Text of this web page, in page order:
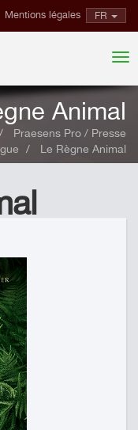
FR
Mentions légales
Animal
Praesens Pro / Presse
Le Règne Animal